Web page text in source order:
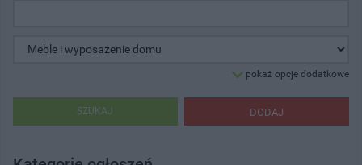
pokaż opcje dodatkowe
DODAJ
SZUKAJ